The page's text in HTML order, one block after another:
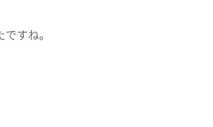
すね。